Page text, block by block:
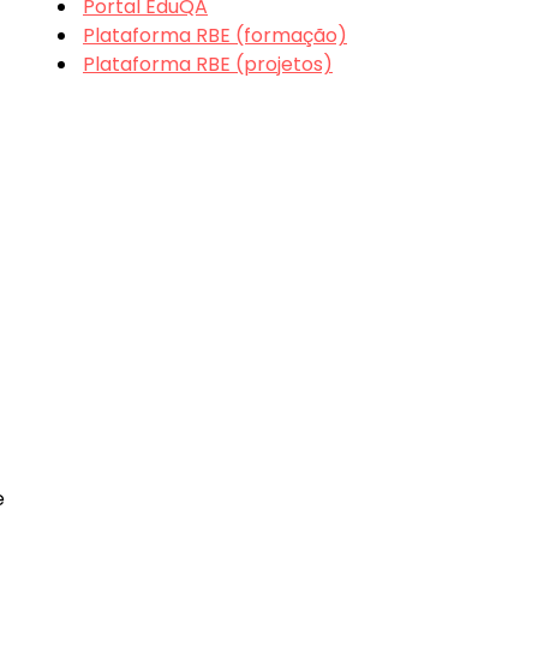
Portal EduQA
Plataforma RBE (formação)
Plataforma RBE (projetos)